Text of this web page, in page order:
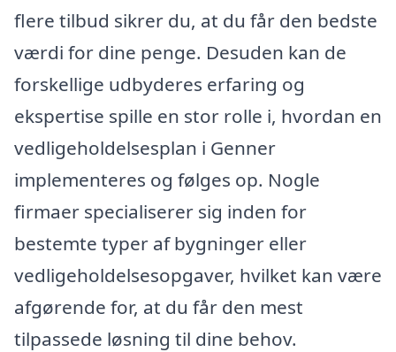
flere tilbud sikrer du, at du får den bedste
værdi for dine penge. Desuden kan de
forskellige udbyderes erfaring og
ekspertise spille en stor rolle i, hvordan en
vedligeholdelsesplan i Genner
implementeres og følges op. Nogle
firmaer specialiserer sig inden for
bestemte typer af bygninger eller
vedligeholdelsesopgaver, hvilket kan være
afgørende for, at du får den mest
tilpassede løsning til dine behov.